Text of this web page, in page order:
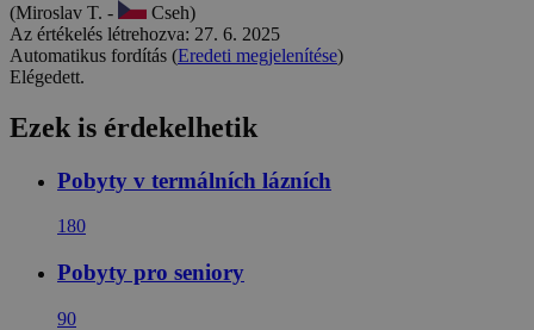
(Miroslav T. -
Cseh)
Az értékelés létrehozva: 27. 6. 2025
Automatikus fordítás (Eredeti megjelenítése)
Elégedett.
Ezek is érdekelhetik
Pobyty v termálních lázních
180
Pobyty pro seniory
90